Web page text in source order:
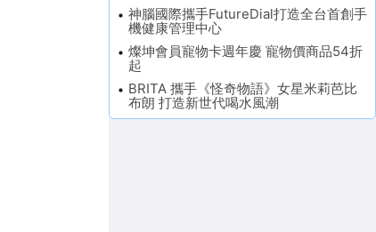
神腦國際攜手FutureDial打造全台首創手
機健康管理中心
燦坤會員寵物卡週年慶 寵物價商品54折
起
BRITA 攜手《怪奇物語》女星米莉芭比
布朗 打造新世代喝水風潮